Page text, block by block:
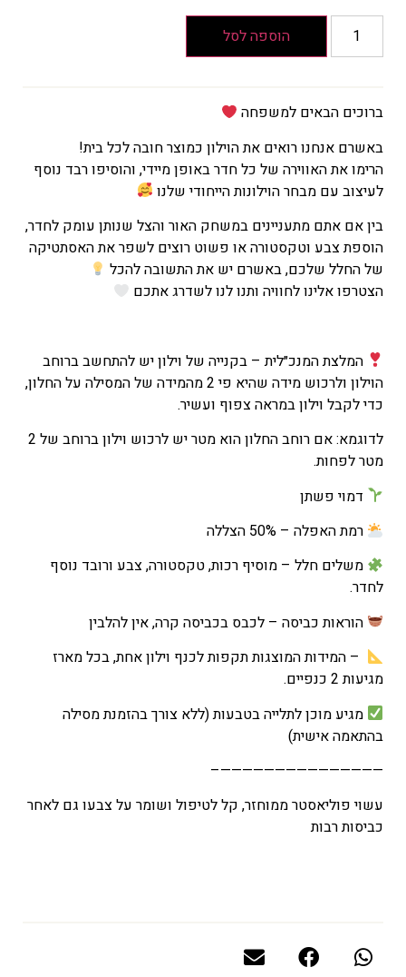
₪251
טווח
מחירים:
המחיר
הנוכחי
הוא
–
₪151
טווח
מחירים:
הוספה לסל
ברוכים הבאים למשפחה
באשרם אנחנו רואים את הוילון כמוצר חובה לכל בית!
הרימו את האווירה של כל חדר באופן מיידי, והוסיפו רבד נוסף
לעיצוב עם מבחר הוילונות הייחודי שלנו
בין אם אתם מתעניינים במשחק האור והצל שנותן עומק לחדר,
הוספת צבע וטקסטורה או פשוט רוצים לשפר את האסתטיקה
של החלל שלכם, באשרם יש את התשובה להכל
הצטרפו אלינו לחוויה ותנו לנו לשדרג אתכם
המלצת המנכ״לית – בקנייה של וילון יש להתחשב ברוחב
הוילון ולרכוש מידה שהיא פי 2 מהמידה של המסילה על החלון,
כדי לקבל וילון במראה צפוף ועשיר.
לדוגמא: אם רוחב החלון הוא מטר יש לרכוש וילון ברוחב של 2
מטר לפחות.
דמוי פשתן
רמת האפלה – 50% הצללה
משלים חלל – מוסיף רכות, טקסטורה, צבע ורובד נוסף
לחדר.
הוראות כביסה – לכבס בכביסה קרה, אין להלבין
– המידות המוצגות תקפות לכנף וילון אחת, בכל מארז
מגיעות 2 כנפיים.
מגיע מוכן לתלייה בטבעות (ללא צורך בהזמנת מסילה
בהתאמה אישית)
———————————————–
עשוי פוליאסטר ממוחזר, קל לטיפול ושומר על צבעו גם לאחר
כביסות רבות